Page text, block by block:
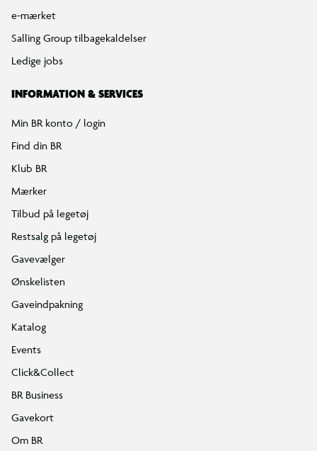
e-mærket
Salling Group tilbagekaldelser
Ledige jobs
INFORMATION & SERVICES
Min BR konto / login
Find din BR
Klub BR
Mærker
Tilbud på legetøj
Restsalg på legetøj
Gavevælger
Ønskelisten
Gaveindpakning
Katalog
Events
Click&Collect
BR Business
Gavekort
Om BR